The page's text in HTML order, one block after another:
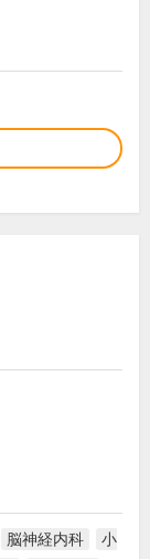
脳神経内科
小